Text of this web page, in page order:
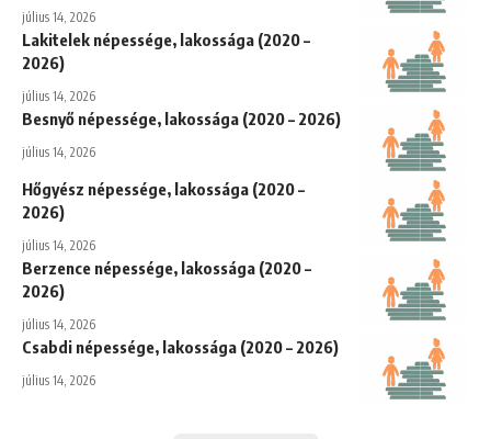
július 14, 2026
Lakitelek népessége, lakossága (2020 –
2026)
július 14, 2026
Besnyő népessége, lakossága (2020 – 2026)
július 14, 2026
Hőgyész népessége, lakossága (2020 –
2026)
július 14, 2026
Berzence népessége, lakossága (2020 –
2026)
július 14, 2026
Csabdi népessége, lakossága (2020 – 2026)
július 14, 2026